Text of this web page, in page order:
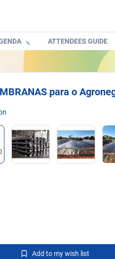
ATTENDEES GUIDE
para o
Add to my wish list